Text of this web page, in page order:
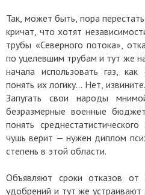
Так, может быть, пора
кричат, что хотят
трубы «Северного потока»,
по уцелевшим трубам и тут же
начала использовать газ,
понять их логику… Нет,
Запугать свои народы
безразмерные военные
понять
чушь верит — нужен диплом
степень в этой области.
Объявляют сроки отказов
удобрений и тут же